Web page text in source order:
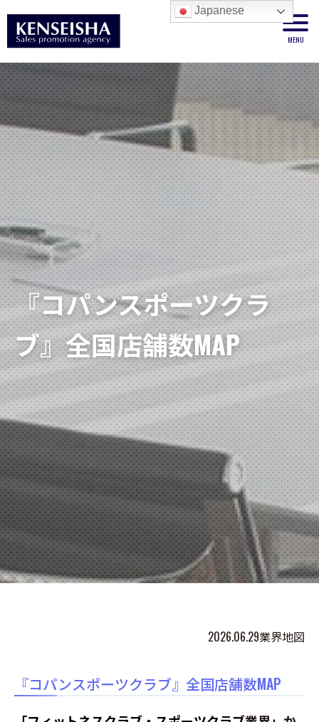
『コパンスポーツクラ
ブ』全国店舗数MAP
2026.06.29業界地図
『コパンスポーツクラブ』全国店舗数MAP
Japanese